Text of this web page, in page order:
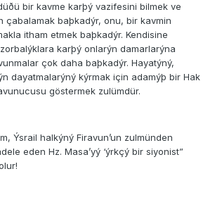
bir kavme karþý vazifesini bilmek ve
çabalamak baþkadýr, onu, bir kavmin
itham etmek baþkadýr. Kendisine
karþý onlarýn damarlarýna
çok daha baþkadýr. Hayatýný,
dayatmalarýný kýrmak için adamýþ bir Hak
göstermek zulümdür.
Ýsrail halkýný Firavun’un zulmünden
eden Hz. Masa’yý ‘ýrkçý bir siyonist”